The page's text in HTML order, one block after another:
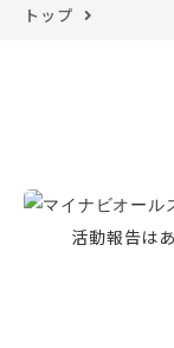
トップ